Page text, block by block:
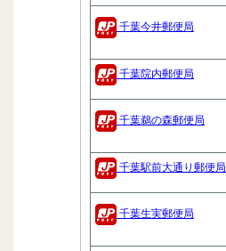
千葉今井郵便局
千葉院内郵便局
千葉鵜の森郵便局
千葉駅前大通り郵便局
千葉生実郵便局